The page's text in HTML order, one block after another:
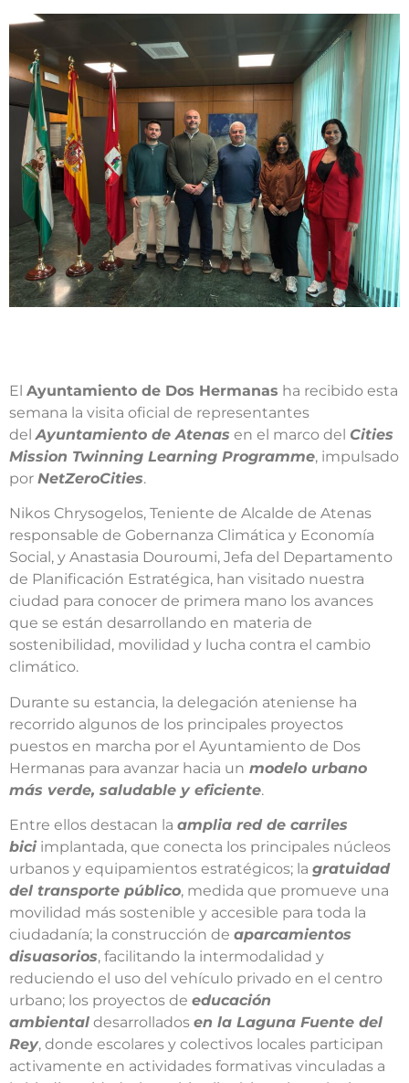
El Ayuntamiento de Dos Hermanas ha recibido esta
semana la visita oficial de representantes
delAyuntamiento de Atenas en el marco del Cities
Mission Twinning Learning Programme, impulsado
por NetZeroCities.
Nikos Chrysogelos, Teniente de Alcalde de Atenas
responsable de Gobernanza Climática y Economía
Social, y Anastasia Douroumi, Jefa del Departamento
de Planificación Estratégica, han visitado nuestra
ciudad para conocer de primera mano los avances
que se están desarrollando en materia de
sostenibilidad, movilidad y lucha contra el cambio
climático.
Durante su estancia, la delegación ateniense ha
recorrido algunos de los principales proyectos
puestos en marcha por el Ayuntamiento de Dos
Hermanas para avanzar hacia un modelo urbano
más verde, saludable y eficiente.
Entre ellos destacan la amplia red de carriles
bici implantada, que conecta los principales núcleos
urbanos y equipamientos estratégicos; la gratuidad
del transporte público, medida que promueve una
movilidad más sostenible y accesible para toda la
ciudadanía; la construcción de aparcamientos
disuasorios, facilitando la intermodalidad y
reduciendo el uso del vehículo privado en el centro
urbano; los proyectos de educación
ambiental desarrollados en la Laguna Fuente del
Rey, donde escolares y colectivos locales participan
activamente en actividades formativas vinculadas a